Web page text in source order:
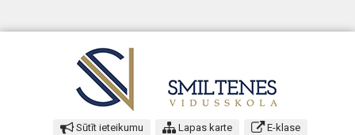
Sūtīt ieteikumu Lapas karte
E-klase